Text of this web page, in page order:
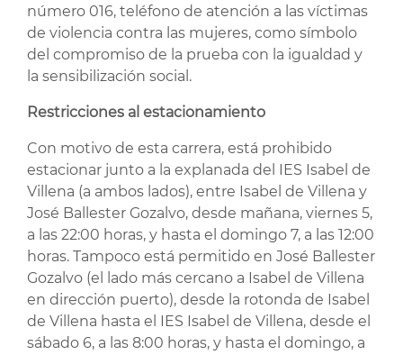
número 016, teléfono de atención a las víctimas
de violencia contra las mujeres, como símbolo
del compromiso de la prueba con la igualdad y
la sensibilización social.
Restricciones al estacionamiento
Con motivo de esta carrera, está prohibido
estacionar junto a la explanada del IES Isabel de
Villena (a ambos lados), entre Isabel de Villena y
José Ballester Gozalvo, desde mañana, viernes 5,
a las 22:00 horas, y hasta el domingo 7, a las 12:00
horas. Tampoco está permitido en José Ballester
Gozalvo (el lado más cercano a Isabel de Villena
en dirección puerto), desde la rotonda de Isabel
de Villena hasta el IES Isabel de Villena, desde el
sábado 6, a las 8:00 horas, y hasta el domingo, a